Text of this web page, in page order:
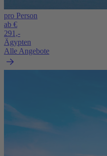
pro Person
ab €
291,-
Ägypten
Alle Angebote